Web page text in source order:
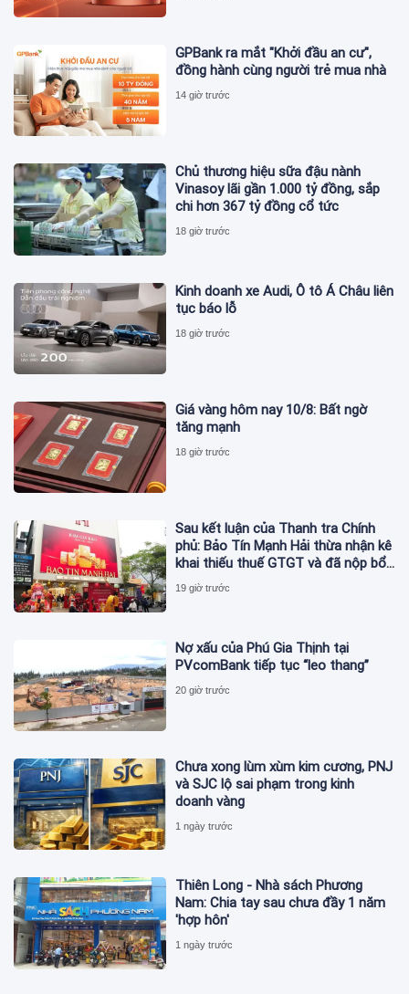
GPBank ra mắt "Khởi đầu an cư",
đồng hành cùng người trẻ mua nhà
14 giờ trước
Chủ thương hiệu sữa đậu nành
Vinasoy lãi gần 1.000 tỷ đồng, sắp
chi hơn 367 tỷ đồng cổ tức
18 giờ trước
Kinh doanh xe Audi, Ô tô Á Châu liên
tục báo lỗ
18 giờ trước
Giá vàng hôm nay 10/8: Bất ngờ
tăng mạnh
18 giờ trước
Sau kết luận của Thanh tra Chính
phủ: Bảo Tín Mạnh Hải thừa nhận kê
khai thiếu thuế GTGT và đã nộp bổ
sung
19 giờ trước
Nợ xấu của Phú Gia Thịnh tại
PVcomBank tiếp tục “leo thang”
20 giờ trước
Chưa xong lùm xùm kim cương, PNJ
và SJC lộ sai phạm trong kinh
doanh vàng
1 ngày trước
Thiên Long - Nhà sách Phương
Nam: Chia tay sau chưa đầy 1 năm
'hợp hôn'
1 ngày trước